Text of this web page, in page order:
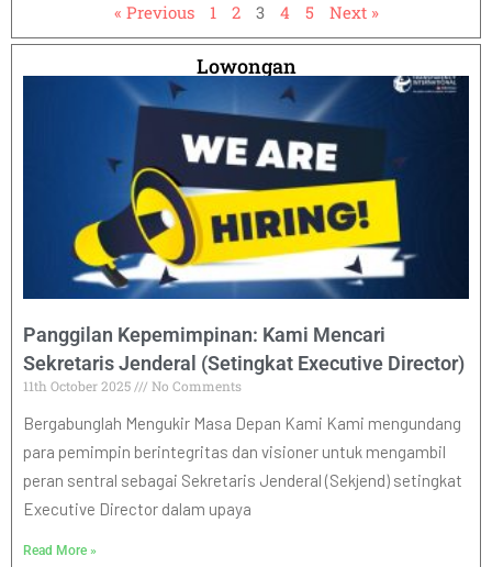
« Previous 1 2 3 4 5 Next »
Lowongan
Panggilan Kepemimpinan: Kami Mencari
Sekretaris Jenderal (Setingkat Executive Director)
11th October 2025 No Comments
Bergabunglah Mengukir Masa Depan Kami Kami mengundang
para pemimpin berintegritas dan visioner untuk mengambil
peran sentral sebagai Sekretaris Jenderal (Sekjend) setingkat
Executive Director dalam upaya
Read More »